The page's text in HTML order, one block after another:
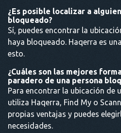
¿Es posible localizar a
bloqueado?
Sí, puedes encontrar la
haya bloqueado. Haqerra es
esto.
¿Cuáles son las mejores
paradero de una persona
Para encontrar la ubicación de
utiliza Haqerra, Find My o
propias ventajas y puedes
necesidades.